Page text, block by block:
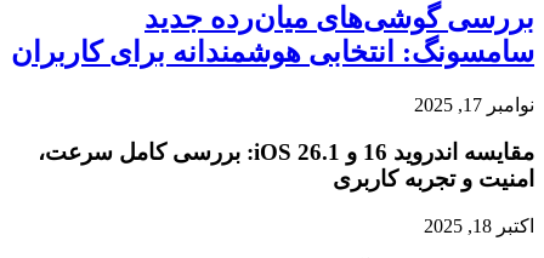
بررسی گوشی‌های میان‌رده جدید
سامسونگ: انتخابی هوشمندانه برای کاربران
نوامبر 17, 2025
مقایسه اندروید 16 و iOS 26.1: بررسی کامل سرعت،
امنیت و تجربه کاربری
اکتبر 18, 2025